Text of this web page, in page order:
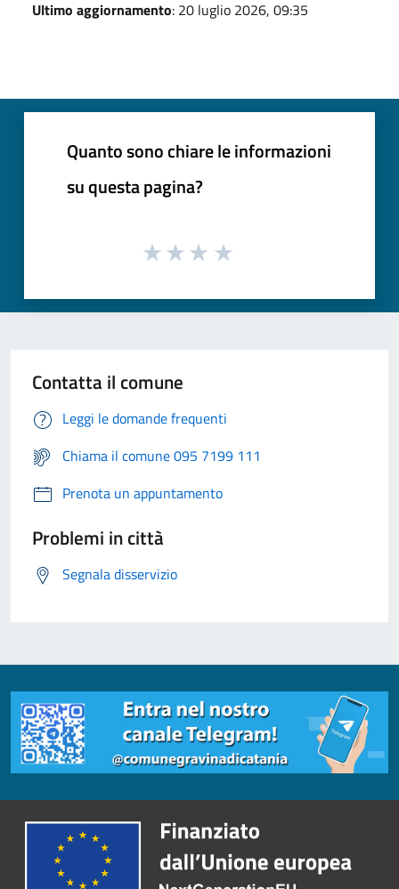
Ultimo aggiornamento: 20 luglio 2026, 09:35
Quanto sono chiare le informazioni
su questa pagina?
Contatta il comune
Leggi le domande frequenti
Chiama il comune 095 7199 111
Prenota un appuntamento
Problemi in città
Segnala disservizio